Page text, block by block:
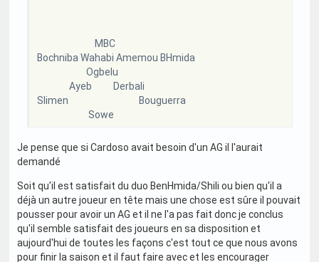
MBC
Bochniba Wahabi Amemou BHmida
Ogbelu
Ayeb Derbali
Slimen Bouguerra
Sowe
Je pense que si Cardoso avait besoin d'un AG il l'aurait
demandé
Soit qu'il est satisfait du duo BenHmida/Shili ou bien qu'il a
déjà un autre joueur en tête mais une chose est sûre il pouvait
pousser pour avoir un AG et il ne l'a pas fait donc je conclus
qu'il semble satisfait des joueurs en sa disposition et
aujourd'hui de toutes les façons c'est tout ce que nous avons
pour finir la saison et il faut faire avec et les encourager